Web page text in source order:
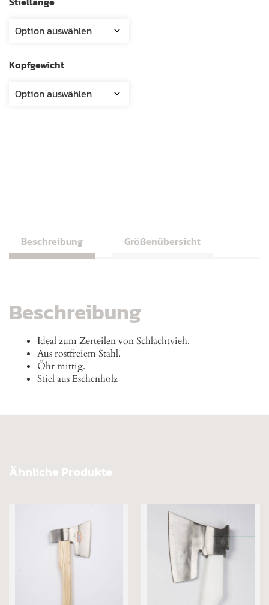
Kopfgewicht
Beschreibung Größenübersicht
Beschreibung
Ideal zum Zerteilen von Schlachtvieh.
Aus rostfreiem Stahl.
Öhr mittig.
Stiel aus Eschenholz
Ähnliche Produkte